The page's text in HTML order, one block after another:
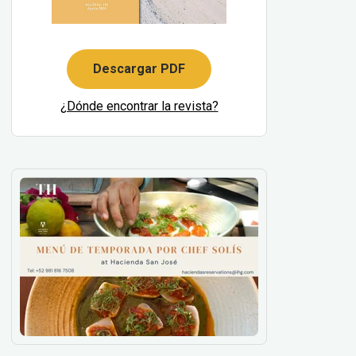
Descargar PDF
¿Dónde encontrar la revista?